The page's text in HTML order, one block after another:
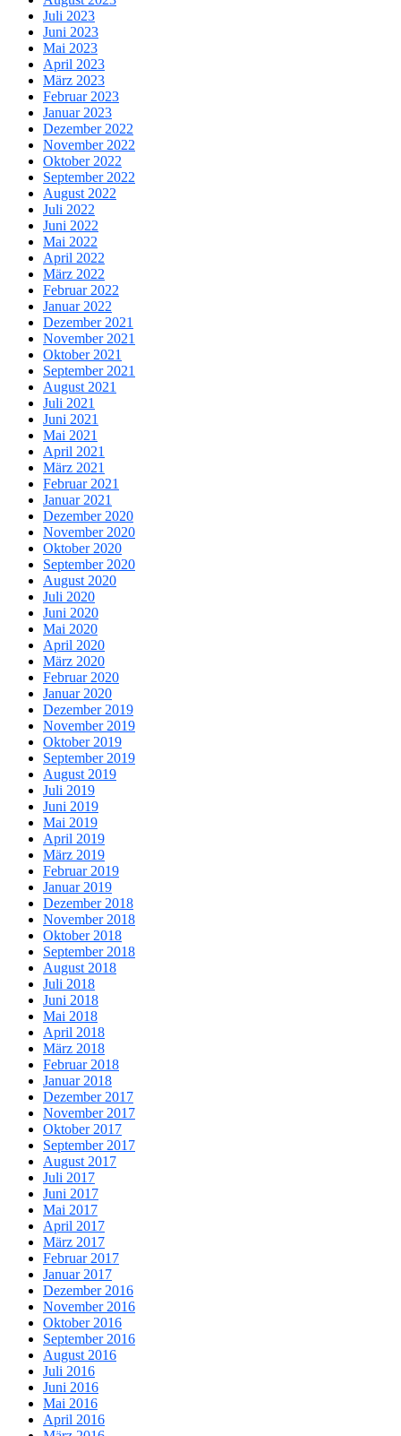
Juli 2023
Juni 2023
Mai 2023
April 2023
März 2023
Februar 2023
Januar 2023
Dezember 2022
November 2022
Oktober 2022
September 2022
August 2022
Juli 2022
Juni 2022
Mai 2022
April 2022
März 2022
Februar 2022
Januar 2022
Dezember 2021
November 2021
Oktober 2021
September 2021
August 2021
Juli 2021
Juni 2021
Mai 2021
April 2021
März 2021
Februar 2021
Januar 2021
Dezember 2020
November 2020
Oktober 2020
September 2020
August 2020
Juli 2020
Juni 2020
Mai 2020
April 2020
März 2020
Februar 2020
Januar 2020
Dezember 2019
November 2019
Oktober 2019
September 2019
August 2019
Juli 2019
Juni 2019
Mai 2019
April 2019
März 2019
Februar 2019
Januar 2019
Dezember 2018
November 2018
Oktober 2018
September 2018
August 2018
Juli 2018
Juni 2018
Mai 2018
April 2018
März 2018
Februar 2018
Januar 2018
Dezember 2017
November 2017
Oktober 2017
September 2017
August 2017
Juli 2017
Juni 2017
Mai 2017
April 2017
März 2017
Februar 2017
Januar 2017
Dezember 2016
November 2016
Oktober 2016
September 2016
August 2016
Juli 2016
Juni 2016
Mai 2016
April 2016